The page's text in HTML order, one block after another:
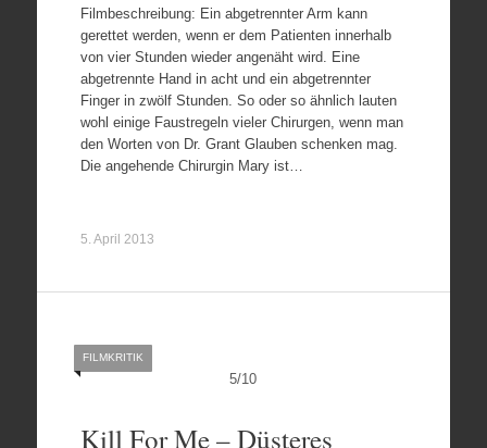
Filmbeschreibung: Ein abgetrennter Arm kann
gerettet werden, wenn er dem Patienten innerhalb
von vier Stunden wieder angenäht wird. Eine
abgetrennte Hand in acht und ein abgetrennter
Finger in zwölf Stunden. So oder so ähnlich lauten
wohl einige Faustregeln vieler Chirurgen, wenn man
den Worten von Dr. Grant Glauben schenken mag.
Die angehende Chirurgin Mary ist…
5. April 2013
5/10
FILMKRITIK
Kill For Me – Düsteres